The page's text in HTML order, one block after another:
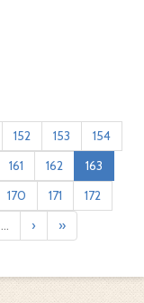
152 153
154
161 162
163
170 171
172
... › »